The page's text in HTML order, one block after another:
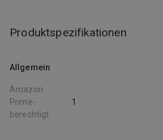
Produktspezifikationen
Allgemein
Amazon
Prime-
berechtigt
1